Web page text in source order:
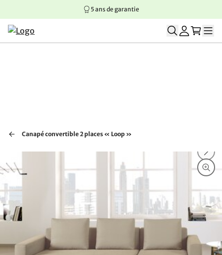
Aller au contenu principal
Aller à la navigation principale
Aller au pied de page
5 ans de garantie
Canapé convertible 2 places « Loop »